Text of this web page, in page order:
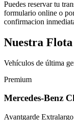
Puedes reservar tu
formulario online o
confirmacion
Nuestra Flota
Vehículos de última
Premium
Mercedes-Benz
Avantgarde Extralargo